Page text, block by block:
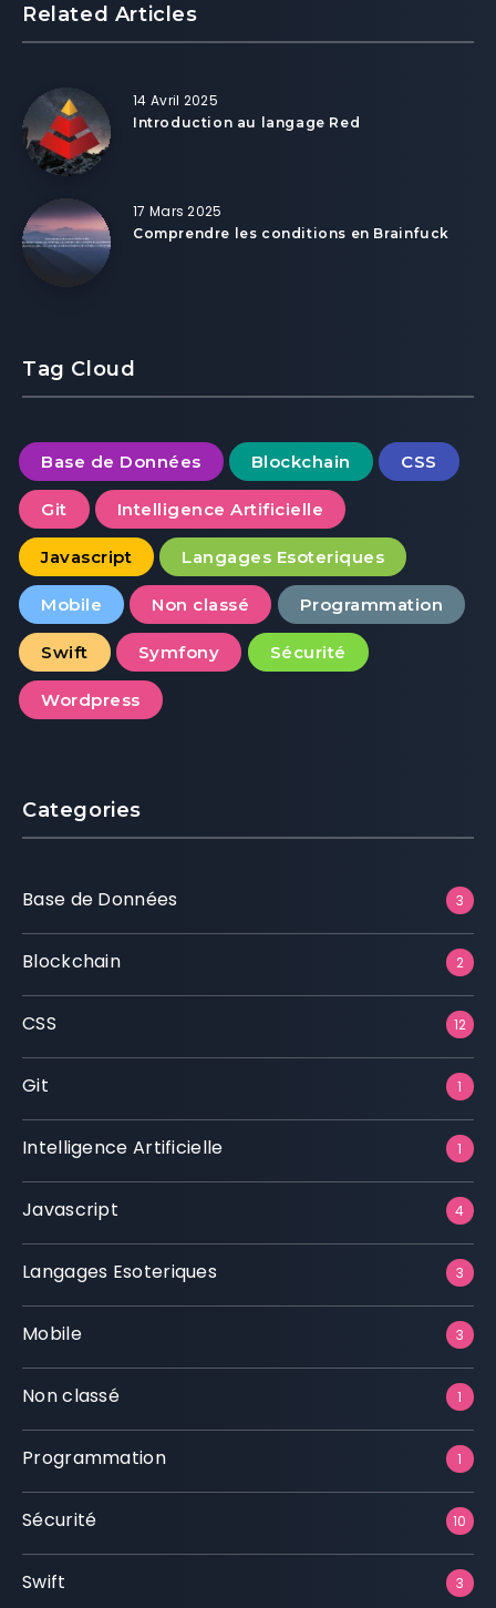
Related Articles
14 Avril 2025
Introduction au langage Red
17 Mars 2025
Comprendre les conditions en Brainfuck
Tag Cloud
Base de Données Blockchain CSS
Git Intelligence Artificielle
Javascript Langages Esoteriques
Mobile Non classé Programmation
Swift Symfony Sécurité
Wordpress
Categories
Base de Données 3
Blockchain 2
CSS 12
Git 1
Intelligence Artificielle 1
Javascript 4
Langages Esoteriques 3
Mobile 3
Non classé 1
Programmation 1
Sécurité 10
Swift 3